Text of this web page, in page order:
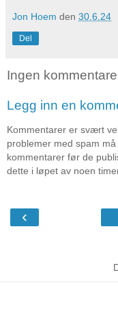
Jon Hoem den 30.6.24
Del
Ingen
Legg inn en
Kommentarer er svært
problemer med spam
kommentarer før de
dette i løpet av noen
‹